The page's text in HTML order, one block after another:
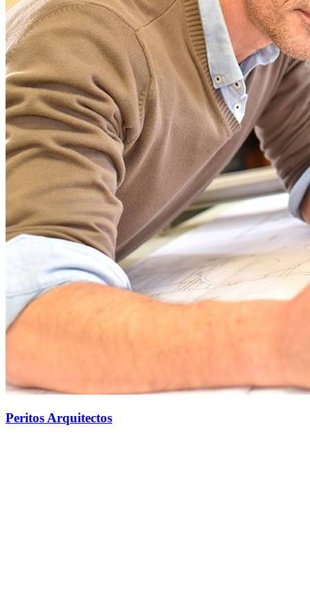
Peritos Arquitectos